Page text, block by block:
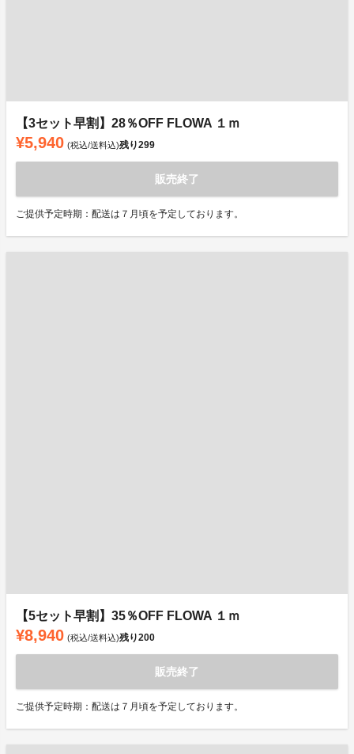
【3セット早割】28％OFF FLOWA １ｍ
¥5,940 (税込/送料込)残り299
販売終了
ご提供予定時期：配送は７月頃を予定しております。
【5セット早割】35％OFF FLOWA １ｍ
¥8,940 (税込/送料込)残り200
販売終了
ご提供予定時期：配送は７月頃を予定しております。